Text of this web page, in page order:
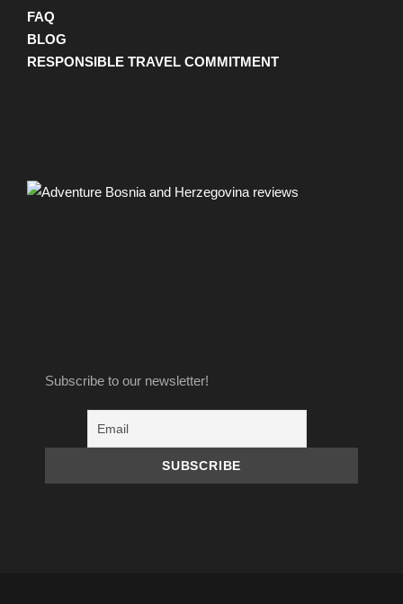
FAQ
BLOG
RESPONSIBLE TRAVEL COMMITMENT
Subscribe to our newsletter!